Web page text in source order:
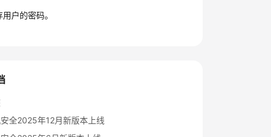
户的密码。
全2025年12月新版本上线